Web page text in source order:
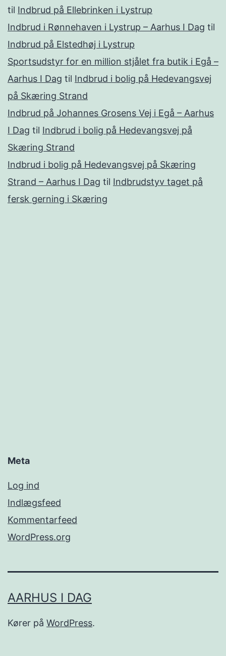
til Indbrud på Ellebrinken i Lystrup
Indbrud i Rønnehaven i Lystrup – Aarhus I Dag til
Indbrud på Elstedhøj i Lystrup
Sportsudstyr for en million stjålet fra butik i Egå –
Aarhus I Dag til Indbrud i bolig på Hedevangsvej
på Skæring Strand
Indbrud på Johannes Grosens Vej i Egå – Aarhus
I Dag til Indbrud i bolig på Hedevangsvej på
Skæring Strand
Indbrud i bolig på Hedevangsvej på Skæring
Strand – Aarhus I Dag til Indbrudstyv taget på
fersk gerning i Skæring
Meta
Log ind
Indlægsfeed
Kommentarfeed
WordPress.org
AARHUS I DAG
Kører på WordPress.